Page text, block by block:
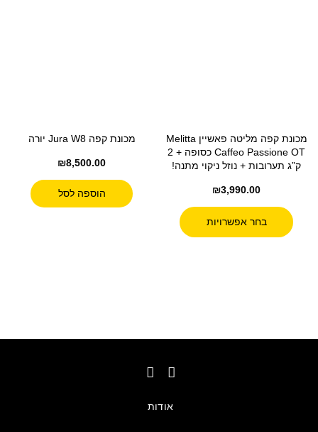
מכונת קפה מליטה פאשיין Melitta
Caffeo Passione OT כסופה + 2
ק”ג תערובות + נוזל ניקוי מתנה!
₪3,990.00
בחר אפשרויות
מכונת קפה Jura W8 יורה
₪8,500.00
הוספה לסל
אודות